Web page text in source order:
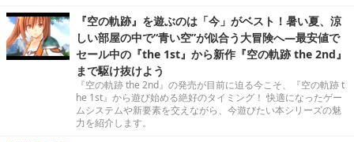
『空の軌跡』を遊ぶのは「今」がベスト！暑い夏、涼
しい部屋の中で“青い空”が似合う大冒険へ―最安値で
セール中の『the 1st』から新作『空の軌跡 the 2nd』
まで駆け抜けよう
『空の軌跡 the 2nd』の発売が目前に迫る今こそ、『空の軌跡 t
he 1st』から遊び始める絶好のタイミング！ 快適になったゲー
ムシステムや新要素を交えながら、今遊びたい本シリーズの魅
力を紹介します。